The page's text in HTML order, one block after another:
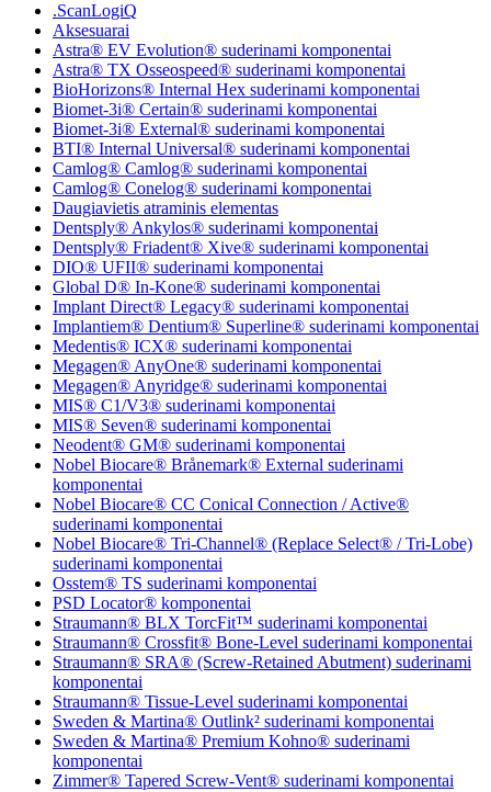
.ScanLogiQ
Aksesuarai
Astra® EV Evolution® suderinami komponentai
Astra® TX Osseospeed® suderinami komponentai
BioHorizons® Internal Hex suderinami komponentai
Biomet-3i® Certain® suderinami komponentai
Biomet-3i® External® suderinami komponentai
BTI® Internal Universal® suderinami komponentai
Camlog® Camlog® suderinami komponentai
Camlog® Conelog® suderinami komponentai
Daugiavietis atraminis elementas
Dentsply® Ankylos® suderinami komponentai
Dentsply® Friadent® Xive® suderinami komponentai
DIO® UFII® suderinami komponentai
Global D® In-Kone® suderinami komponentai
Implant Direct® Legacy® suderinami komponentai
Implantiem® Dentium® Superline® suderinami komponentai
Medentis® ICX® suderinami komponentai
Megagen® AnyOne® suderinami komponentai
Megagen® Anyridge® suderinami komponentai
MIS® C1/V3® suderinami komponentai
MIS® Seven® suderinami komponentai
Neodent® GM® suderinami komponentai
Nobel Biocare® Brånemark® External suderinami
komponentai
Nobel Biocare® CC Conical Connection / Active®
suderinami komponentai
Nobel Biocare® Tri-Channel® (Replace Select® / Tri-Lobe)
suderinami komponentai
Osstem® TS suderinami komponentai
PSD Locator® komponentai
Straumann® BLX TorcFit™ suderinami komponentai
Straumann® Crossfit® Bone-Level suderinami komponentai
Straumann® SRA® (Screw-Retained Abutment) suderinami
komponentai
Straumann® Tissue-Level suderinami komponentai
Sweden & Martina® Outlink² suderinami komponentai
Sweden & Martina® Premium Kohno® suderinami
komponentai
Zimmer® Tapered Screw-Vent® suderinami komponentai